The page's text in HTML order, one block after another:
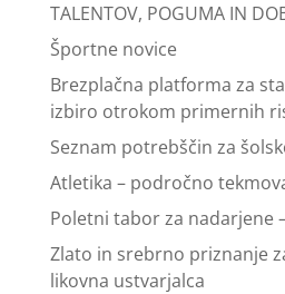
TALENTOV, POGUMA IN
Športne novice
Brezplačna platforma za
izbiro otrokom primernih
Seznam potrebščin za
Atletika – področno
Poletni tabor za nadarjene
Zlato in srebrno priznanje
likovna ustvarjalca